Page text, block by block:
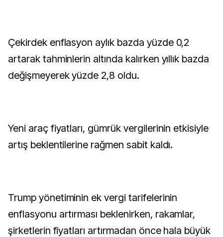
Çekirdek enflasyon aylık bazda yüzde 0,2
artarak tahminlerin altında kalırken yıllık bazda
değişmeyerek yüzde 2,8 oldu.
Yeni araç fiyatları, gümrük vergilerinin etkisiyle
artış beklentilerine rağmen sabit kaldı.
Trump yönetiminin ek vergi tarifelerinin
enflasyonu artırması beklenirken, rakamlar,
şirketlerin fiyatları artırmadan önce hala büyük